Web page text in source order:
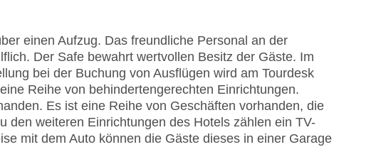
einen Aufzug. Das freundliche Personal an der
Der Safe bewahrt wertvollen Besitz der Gäste. Im
bei der Buchung von Ausflügen wird am Tourdesk
Reihe von behindertengerechten Einrichtungen.
Es ist eine Reihe von Geschäften vorhanden, die
den weiteren Einrichtungen des Hotels zählen ein TV-
mit dem Auto können die Gäste dieses in einer Garage